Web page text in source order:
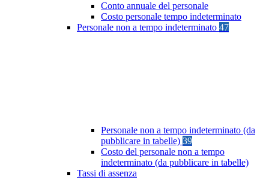
Conto annuale del personale
Costo personale tempo indeterminato
Personale non a tempo indeterminato 47
Personale non a tempo indeterminato (da
pubblicare in tabelle) 39
Costo del personale non a tempo
indeterminato (da pubblicare in tabelle)
Tassi di assenza